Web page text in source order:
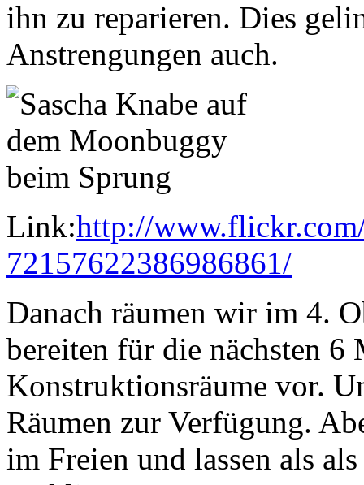
ihn zu reparieren. Dies
Anstrengungen auch.
Link:http://
72157622386986861/
Danach räumen wir im 4.
bereiten für die nächsten 6
Konstruktionsräume vor.
Räumen zur Verfügung.
im Freien und lassen als